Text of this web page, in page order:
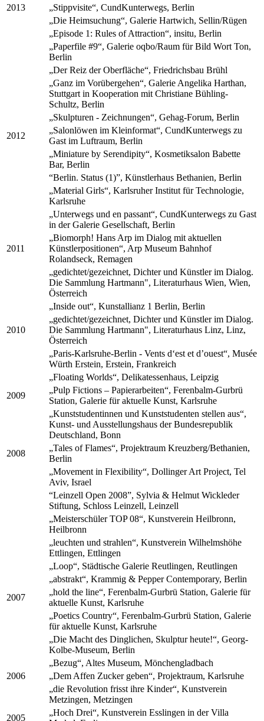
2013
„Stippvisite“, CundKunterwegs, Berlin
„Die Heimsuchung“, Galerie Hartwich, Sellin/Rügen
„Episode 1: Rules of Attraction“, insitu, Berlin
„Paperfile #9“, Galerie oqbo/Raum für Bild Wort Ton,
Berlin
„Der Reiz der Oberfläche“, Friedrichsbau Brühl
„Ganz im Vorübergehen“, Galerie Angelika Harthan,
Stuttgart in Kooperation mit Christiane Bühling-
Schultz, Berlin
„Skulpturen - Zeichnungen“, Gehag-Forum, Berlin
2012
„Salonlöwen im Kleinformat“, CundKunterwegs zu
Gast im Luftraum, Berlin
„Miniature by Serendipity“, Kosmetiksalon Babette
Bar, Berlin
“Berlin. Status (1)”, Künstlerhaus Bethanien, Berlin
„Material Girls“, Karlsruher Institut für Technologie,
Karlsruhe
„Unterwegs und en passant“, CundKunterwegs zu Gast
in der Galerie Gesellschaft, Berlin
2011
„Biomorph! Hans Arp im Dialog mit aktuellen
Künstlerpositionen“, Arp Museum Bahnhof
Rolandseck, Remagen
„gedichtet/gezeichnet, Dichter und Künstler im Dialog.
Die Sammlung Hartmann", Literaturhaus Wien, Wien,
Österreich
„Inside out“, Kunstallianz 1 Berlin, Berlin
2010
„gedichtet/gezeichnet, Dichter und Künstler im Dialog.
Die Sammlung Hartmann", Literaturhaus Linz, Linz,
Österreich
„Paris-Karlsruhe-Berlin - Vents d‘est et d’ouest“, Musée
Würth Erstein, Erstein, Frankreich
„Floating Worlds“, Delikatessenhaus, Leipzig
2009
„Pulp Fictions – Papierarbeiten“, Ferenbalm-Gurbrü
Station, Galerie für aktuelle Kunst, Karlsruhe
„Kunststudentinnen und Kunststudenten stellen aus“,
Kunst- und Ausstellungshaus der Bundesrepublik
Deutschland, Bonn
2008
„Tales of Flames“, Projektraum Kreuzberg/Bethanien,
Berlin
„Movement in Flexibility“, Dollinger Art Project, Tel
Aviv, Israel
“Leinzell Open 2008”, Sylvia & Helmut Wickleder
Stiftung, Schloss Leinzell, Leinzell
„Meisterschüler TOP 08“, Kunstverein Heilbronn,
Heilbronn
„leuchten und strahlen“, Kunstverein Wilhelmshöhe
Ettlingen, Ettlingen
„Loop“, Städtische Galerie Reutlingen, Reutlingen
„abstrakt“, Krammig & Pepper Contemporary, Berlin
2007
„hold the line“, Ferenbalm-Gurbrü Station, Galerie für
aktuelle Kunst, Karlsruhe
„Poetics Country“, Ferenbalm-Gurbrü Station, Galerie
für aktuelle Kunst, Karlsruhe
„Die Macht des Dinglichen, Skulptur heute!“, Georg-
Kolbe-Museum, Berlin
„Bezug“, Altes Museum, Mönchengladbach
2006
„Dem Affen Zucker geben“, Projektraum, Karlsruhe
„die Revolution frisst ihre Kinder“, Kunstverein
Metzingen, Metzingen
2005
„Hoch Drei“, Kunstverein Esslingen in der Villa